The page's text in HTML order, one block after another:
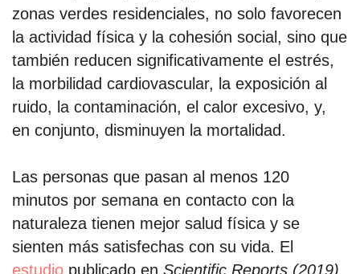
zonas verdes residenciales, no solo favorecen
la actividad física y la cohesión social, sino que
también reducen significativamente el estrés,
la morbilidad cardiovascular, la exposición al
ruido, la contaminación, el calor excesivo, y,
en conjunto, disminuyen la mortalidad.
Las personas que pasan al menos 120
minutos por semana en contacto con la
naturaleza tienen mejor salud física y se
sienten más satisfechas con su vida. El
estudio publicado en Scientific Reports (2019)